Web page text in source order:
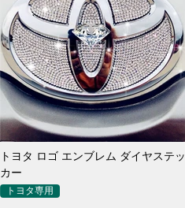
トヨタ ロゴ エンブレム ダイヤステッ
カー
トヨタ専用